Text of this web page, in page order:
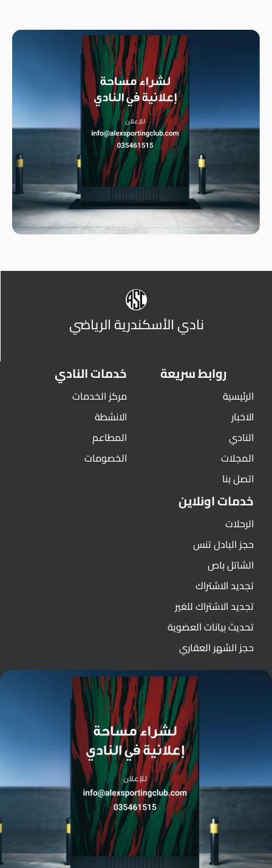
نادي الأسكندرية الرياضي
روابط سريعة
الرئيسية
الاخبار
النادي
المجلات
اتصل بنا
خدمات النادي
مركز الخدمات
الانشطة
المطاعم
الخصومات
خدمات اونلاين
الرحلات
حجز البادل تنس
الشاتل باص
تجديد الاشتراك
تجديد الاشتراك للغير
تحديث بيانات العضوية
حجز الشهر العقاري